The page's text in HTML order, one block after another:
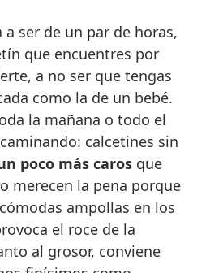
a ser de un par de horas,
que encuentres por
a no ser que tengas
como la de un bebé.
la mañana o todo el
calcetines sin
poco más caros que
merecen la pena porque
ampollas en los
el roce de la
al grosor, conviene